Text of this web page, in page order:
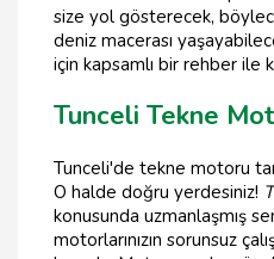
size yol gösterecek,
deniz macerası
için kapsamlı bir rehber ile
Tunceli Tekne
Tunceli'de tekne motoru
O halde doğru yerdesiniz!
konusunda uzmanlaşmış
motorlarınızın sorunsuz